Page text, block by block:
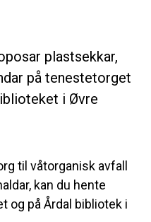
plastsekkar,
på tenestetorget
i Øvre
til våtorganisk avfall
kan du hente
og på Årdal bibliotek i